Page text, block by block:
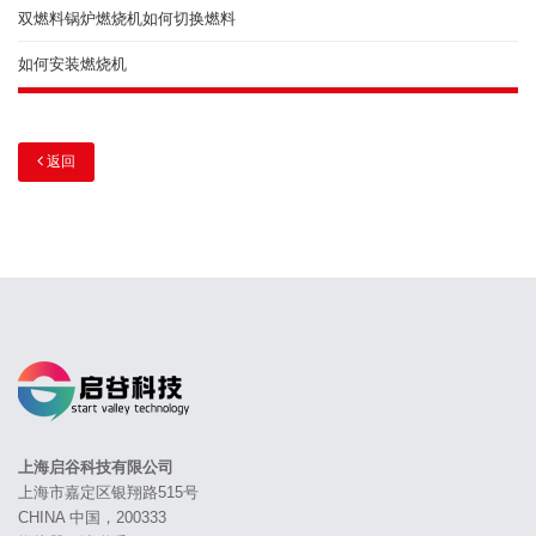
双燃料锅炉燃烧机如何切换燃料
如何安装燃烧机
返回
上海启谷科技有限公司
上海市嘉定区银翔路515号
CHINA 中国，200333